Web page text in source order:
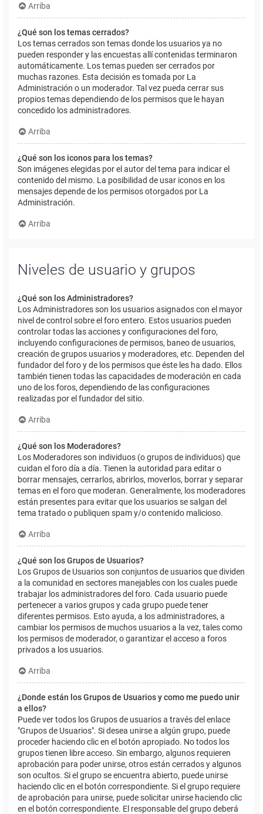
Arriba
¿Qué son los temas cerrados?
Los temas cerrados son temas donde los usuarios ya no
pueden responder y las encuestas allí contenidas terminaron
automáticamente. Los temas pueden ser cerrados por
muchas razones. Esta decisión es tomada por La
Administración o un moderador. Tal vez pueda cerrar sus
propios temas dependiendo de los permisos que le hayan
concedido los administradores.
Arriba
¿Qué son los iconos para los temas?
Son imágenes elegidas por el autor del tema para indicar el
contenido del mismo. La posibilidad de usar iconos en los
mensajes depende de los permisos otorgados por La
Administración.
Arriba
Niveles de usuario y grupos
¿Qué son los Administradores?
Los Administradores son los usuarios asignados con el mayor
nivel de control sobre el foro entero. Estos usuarios pueden
controlar todas las acciones y configuraciones del foro,
incluyendo configuraciones de permisos, baneo de usuarios,
creación de grupos usuarios y moderadores, etc. Dependen del
fundador del foro y de los permisos que éste les ha dado. Ellos
también tienen todas las capacidades de moderación en cada
uno de los foros, dependiendo de las configuraciones
realizadas por el fundador del sitio.
Arriba
¿Qué son los Moderadores?
Los Moderadores son individuos (o grupos de individuos) que
cuidan el foro día a día. Tienen la autoridad para editar o
borrar mensajes, cerrarlos, abrirlos, moverlos, borrar y separar
temas en el foro que moderan. Generalmente, los moderadores
están presentes para evitar que los usuarios se salgan del
tema tratado o publiquen spam y/o contenido malicioso.
Arriba
¿Qué son los Grupos de Usuarios?
Los Grupos de Usuarios son conjuntos de usuarios que dividen
a la comunidad en sectores manejables con los cuales puede
trabajar los administradores del foro. Cada usuario puede
pertenecer a varios grupos y cada grupo puede tener
diferentes permisos. Esto ayuda, a los administradores, a
cambiar los permisos de muchos usuarios a la vez, tales como
los permisos de moderador, o garantizar el acceso a foros
privados a los usuarios.
Arriba
¿Donde están los Grupos de Usuarios y como me puedo unir
a ellos?
Puede ver todos los Grupos de usuarios a través del enlace
"Grupos de Usuarios". Si desea unirse a algún grupo, puede
proceder haciendo clic en el botón apropiado. No todos los
grupos tienen libre acceso. Sin embargo, algunos requieren
aprobación para poder unirse, otros están cerrados y algunos
son ocultos. Si el grupo se encuentra abierto, puede unirse
haciendo clic en el botón correspondiente. Si el grupo requiere
de aprobación para unirse, puede solicitar unirse haciendo clic
en el botón correspondiente. El responsable del grupo deberá